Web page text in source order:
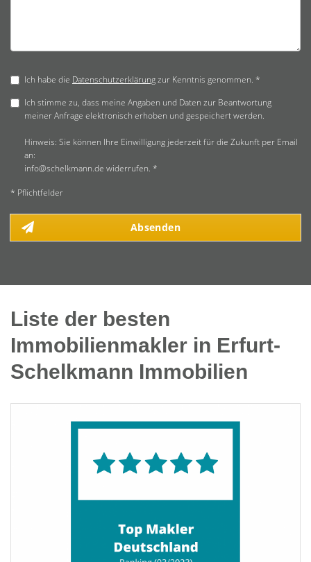
Ich habe die Datenschutzerklärungzur Kenntnis genommen. *
Ich stimme zu, dass meine Angaben und Daten zur Beantwortung
meiner Anfrage elektronisch erhoben und gespeichert werden.
Hinweis: Sie können Ihre Einwilligung jederzeit für die Zukunft per Email
an:
info@schelkmann.de widerrufen. *
* Pflichtfelder
Absenden
Liste der besten
Immobilienmakler in Erfurt-
Schelkmann Immobilien